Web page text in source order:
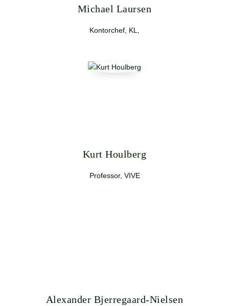
Michael Laursen
Kontorchef, KL,
Kurt Houlberg
Professor, VIVE
Alexander Bjerregaard-Nielsen